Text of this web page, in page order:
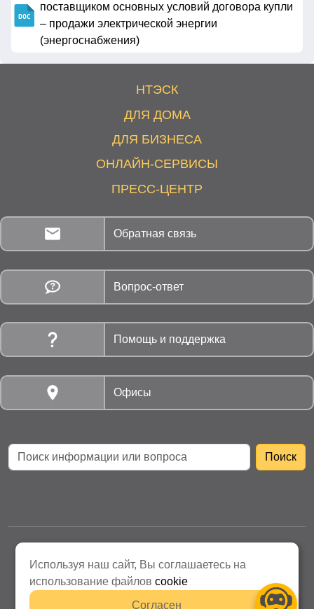
поставщиком основных условий договора купли
– продажи электрической энергии
(энергоснабжения)
НТЭСК
ДЛЯ ДОМА
ДЛЯ БИЗНЕСА
ОНЛАЙН-СЕРВИСЫ
ПРЕСС-ЦЕНТР
Обратная связь
Вопрос-ответ
Помощь и поддержка
Офисы
АО «Нижнетагильская Энергосбытовая компания»
Политика защиты персональных данных
Используя наш сайт, Вы соглашаетесь на
использование файловcookie
Согласен